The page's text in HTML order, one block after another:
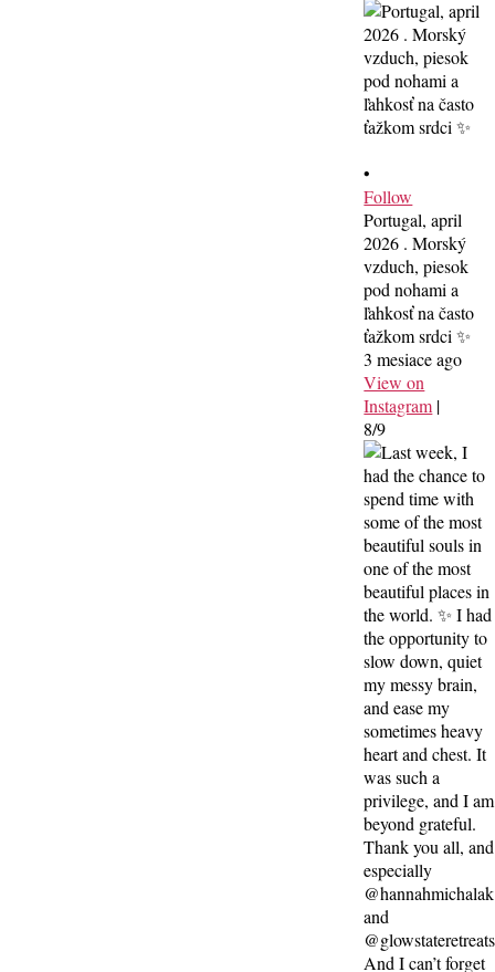
•
Follow
Portugal, april
2026 . Morský
vzduch, piesok
pod nohami a
ľahkosť na často
ťažkom srdci ✨
3 mesiace ago
View on
Instagram |
8/9